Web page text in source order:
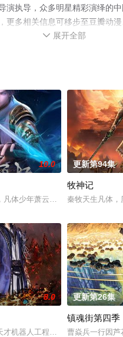
演执导，众多明星精彩演绎的
多相关信息可移步至豆瓣动漫
 展开全部
幼时意外失踪的父亲踏入质维
10.0
凡体少年萧云在顿悟系统的帮助下
更新第94集
牧神记
秦牧天生凡体，
丝厂的螺丝扶正工芮梨在日复
8.0
才机器人工程师，为了提升其所
更新第26集
镇魂街第四季
曹焱兵一行因芦